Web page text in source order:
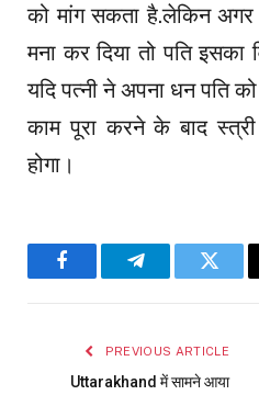
को मांग सकता है.लेकिन
मना कर दिया तो पति
यदि पत्नी ने अपना धन पति
काम पूरा करने के बाद
होगा।
FacebookTelegram
PREVIOUS ARTICLE
Uttarakhand में सामने आया